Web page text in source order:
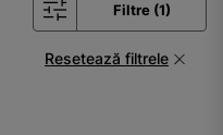
Filtre (1)
Resetează filtrele